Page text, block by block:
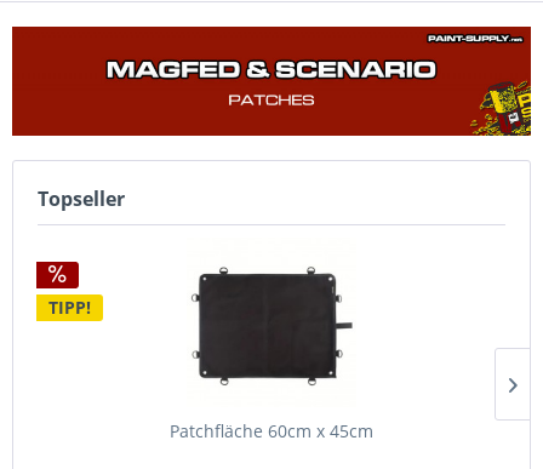
Topseller
TIPP!
Patchfläche 60cm x 45cm